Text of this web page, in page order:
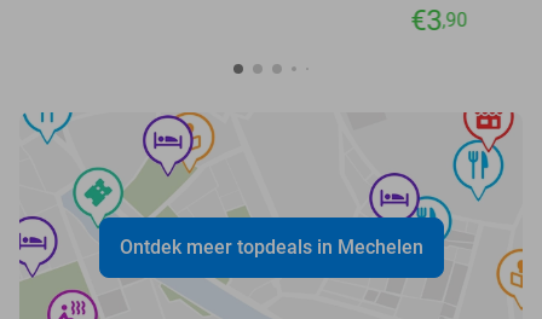
€3,90
Ontdek meer topdeals in Mechelen